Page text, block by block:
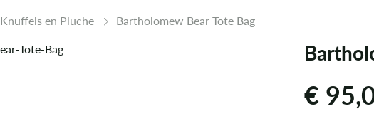
Knuffels en Pluche Bartholomew Bear Tote Bag
€